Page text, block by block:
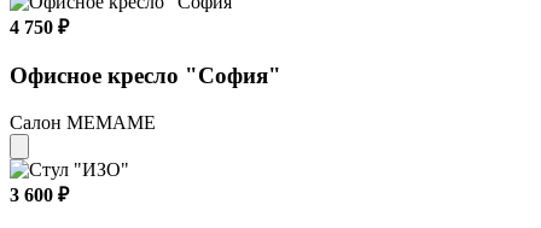
4 750 ₽
Офисное кресло "София"
Салон МЕМАМЕ
3 600 ₽